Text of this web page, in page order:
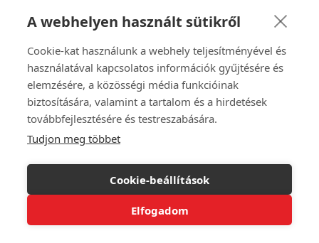
A webhelyen használt sütikről
Cookie-kat használunk a webhely teljesítményével és
használatával kapcsolatos információk gyűjtésére és
elemzésére, a közösségi média funkcióinak
biztosítására, valamint a tartalom és a hirdetések
továbbfejlesztésére és testreszabására.
Tudjon meg többet
Cookie-beállítások
Elfogadom
állatmintás gyerekszobai dimout
Bambini – Elefántmintás dimout
gyerekszobai sötétítő függöny